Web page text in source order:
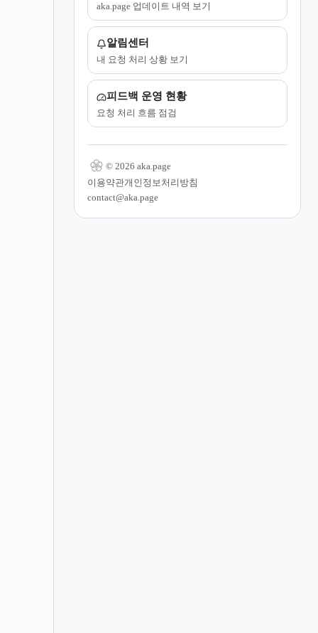
aka.page 업데이트 내역 보기
알림센터
내 요청 처리 상황 보기
피드백 운영 현황
요청 처리 흐름 점검
© 2026 aka.page
이용약관개인정보처리방침
contact@aka.page